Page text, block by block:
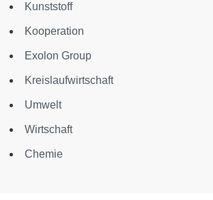
Kunststoff
Kooperation
Exolon Group
Kreislaufwirtschaft
Umwelt
Wirtschaft
Chemie